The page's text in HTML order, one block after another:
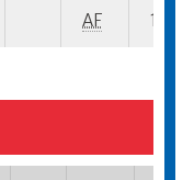
AF 12